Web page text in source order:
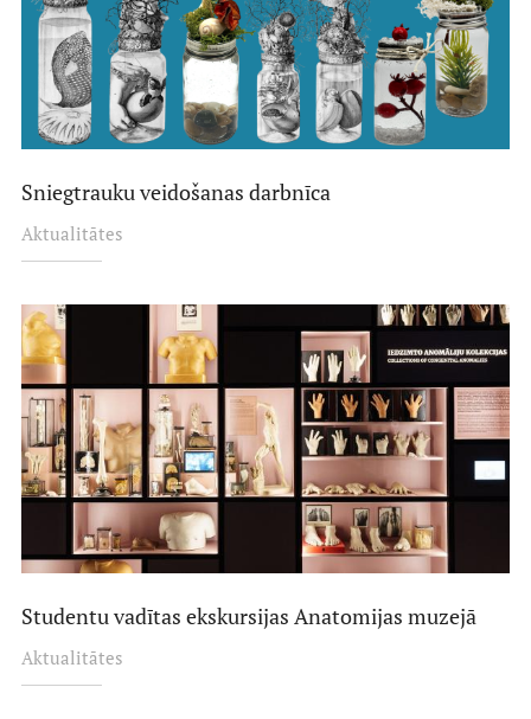
Sniegtrauku veidošanas darbnīca
Aktualitātes
Studentu vadītas ekskursijas Anatomijas muzejā
Aktualitātes